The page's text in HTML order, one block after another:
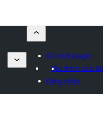
Gửi một plugin
Yêu thích của tôi
Đăng nhập